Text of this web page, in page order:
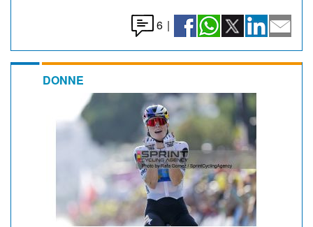
6 |
DONNE